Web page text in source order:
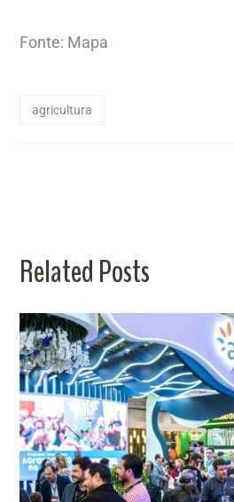
Fonte: Mapa
agricultura
Related Posts